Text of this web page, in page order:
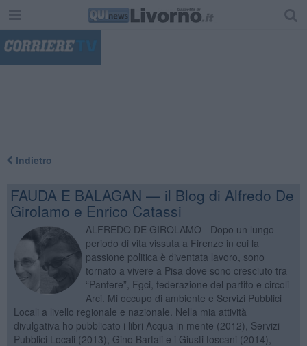
Indietro
FAUDA E BALAGAN — il Blog di Alfredo De
Girolamo e Enrico Catassi
ALFREDO DE GIROLAMO - Dopo un lungo
periodo di vita vissuta a Firenze in cui la
passione politica è diventata lavoro, sono
tornato a vivere a Pisa dove sono cresciuto tra
“Pantere”, Fgci, federazione del partito e circoli
Arci. Mi occupo di ambiente e Servizi Pubblici
Locali a livello regionale e nazionale. Nella mia attività
divulgativa ho pubblicato i libri Acqua in mente (2012), Servizi
Pubblici Locali (2013), Gino Bartali e i Giusti toscani (2014),